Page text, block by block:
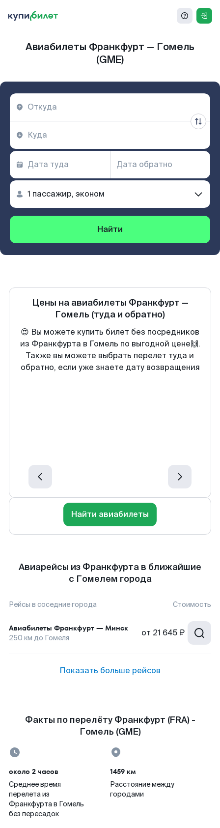
Авиабилеты Франкфурт — Гомель
(GME)
Найти
Цены на авиабилеты Франкфурт —
Гомель (туда и обратно)
😍 Вы можете купить билет без посредников
из Франкфурта в Гомель по выгодной цене🙌.
Также вы можете выбрать перелет туда и
обратно, если уже знаете дату возвращения
Найти авиабилеты
Авиарейсы из Франкфурта в ближайшие
с Гомелем города
Рейсы в соседние города Стоимость
Авиабилеты Франкфурт — Минск
250 км до Гомеля от 21 645 ₽
Показать больше рейсов
Факты по перелёту Франкфурт (FRA) -
Гомель (GME)
около 2 часов
Среднее время
перелета из
Франкфурта в Гомель
без пересадок
1459 км
Расстояние между
городами